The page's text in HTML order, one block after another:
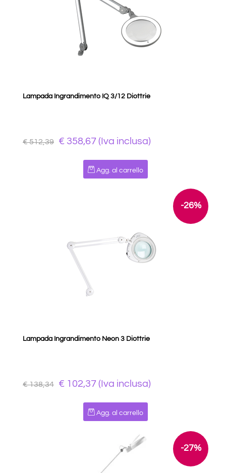
Lampada Ingrandimento IQ 3/12 Diottrie
€ 512,39 € 358,67 (Iva inclusa)
Quantità
Agg. al carrello
-26%
Lampada Ingrandimento Neon 3 Diottrie
€ 138,34 € 102,37 (Iva inclusa)
Quantità
Agg. al carrello
-27%